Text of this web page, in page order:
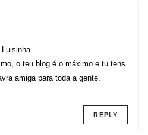
o teu blog é o máximo e tu tens
amiga para toda a gente.
REPLY